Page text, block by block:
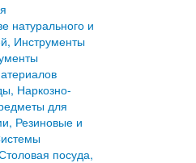
натурального и
Инструменты
Наркозно-
для
Резиновые и
посуда,